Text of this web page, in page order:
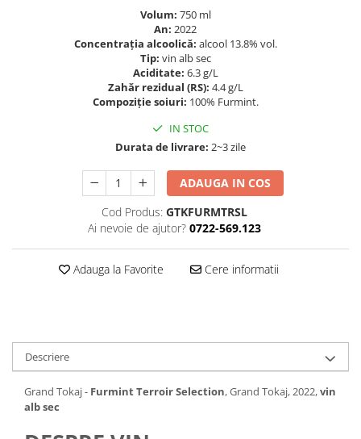
Volum: 750 ml
An: 2022
Concentraţia alcoolică: alcool 13.8% vol.
Tip: vin alb sec
Aciditate: 6.3 g/L
Zahăr rezidual (RS): 4.4 g/L
Compoziție soiuri: 100% Furmint.
IN STOC
Durata de livrare: 2~3 zile
ADAUGA IN COS
Cod Produs: GTKFURMTRSL
Ai nevoie de ajutor? 0722-569.123
Adauga la Favorite Cere informatii
Descriere
Grand Tokaj - Furmint Terroir Selection, Grand Tokaj, 2022,vin
alb sec